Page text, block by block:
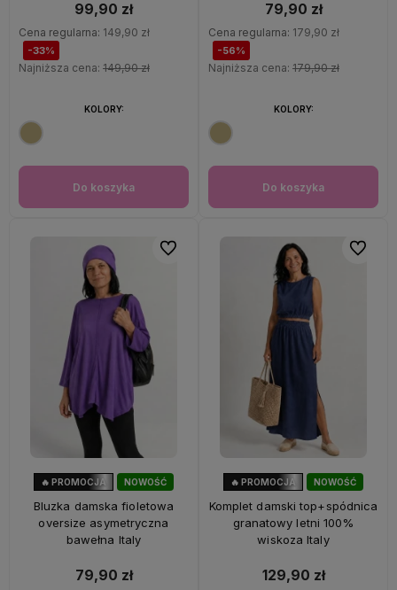
99,90 zł
Cena regularna: 149,90 zł
-33%
Najniższa cena: 149,90 zł
Do koszyka
KOLORY:
79,90 zł
Cena regularna: 179,90 zł
-56%
Najniższa cena: 179,90 zł
Do koszyka
KOLORY:
NOWOŚĆ
🔥 PROMOCJA
Bluzka damska fioletowa
oversize asymetryczna
bawełna Italy
79,90 zł
Do ulubionych
NOWOŚĆ
🔥 PROMOCJA
Komplet damski top+spódnica
granatowy letni 100%
wiskoza Italy
129,90 zł
Do